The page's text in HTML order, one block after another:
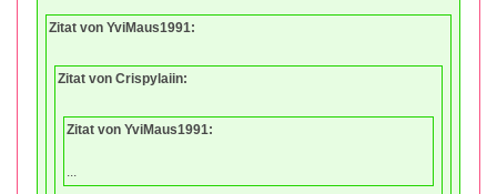
Zitat von YviMaus1991:
Zitat von Crispylaiin:
Zitat von YviMaus1991:
...